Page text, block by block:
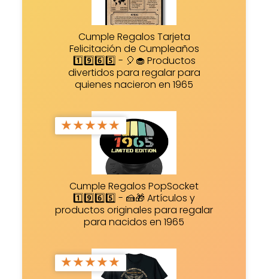
Cumple Regalos Tarjeta
Felicitación de Cumpleaños
1️⃣9️⃣6️⃣5️⃣ - 🎈🧁 Productos
divertidos para regalar para
quienes nacieron en 1965
★★★★★
Cumple Regalos PopSocket
1️⃣9️⃣6️⃣5️⃣ - 🍰🎁 Artículos y
productos originales para regalar
para nacidos en 1965
★★★★★